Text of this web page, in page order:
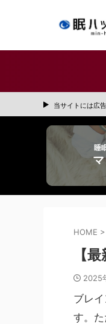
当サイトには広
睡
HOME >
【
2025
ブレ
す。た